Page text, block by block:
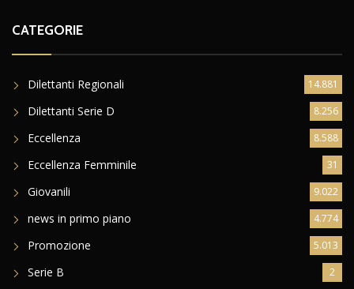
CATEGORIE
Dilettanti Regionali 14.881
Dilettanti Serie D 8.256
Eccellenza 8.588
Eccellenza Femminile 31
Giovanili 9.022
news in primo piano 4.774
Promozione 5.013
Serie B 2